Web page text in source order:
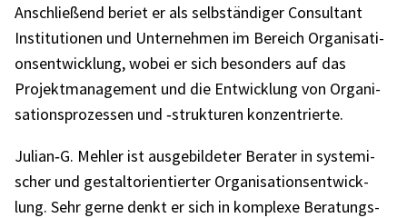
Anschlie­ßend beriet er als selb­stän­di­ger Consul­tant
Insti­tu­tio­nen und Unter­neh­men im Bereich Orga­ni­sa­ti­
ons­ent­wick­lung, wobei er sich beson­ders auf das
Projekt­ma­nage­ment und die Entwick­lung von Orga­ni­
sa­ti­ons­pro­zes­sen und ‑struk­tu­ren konzen­trierte.
Julian‑G. Mehler ist ausge­bil­de­ter Bera­ter in syste­mi­
scher und gestalt­ori­en­tier­ter Orga­ni­sa­ti­ons­ent­wick­
lung. Sehr gerne denkt er sich in komplexe Bera­tungs­